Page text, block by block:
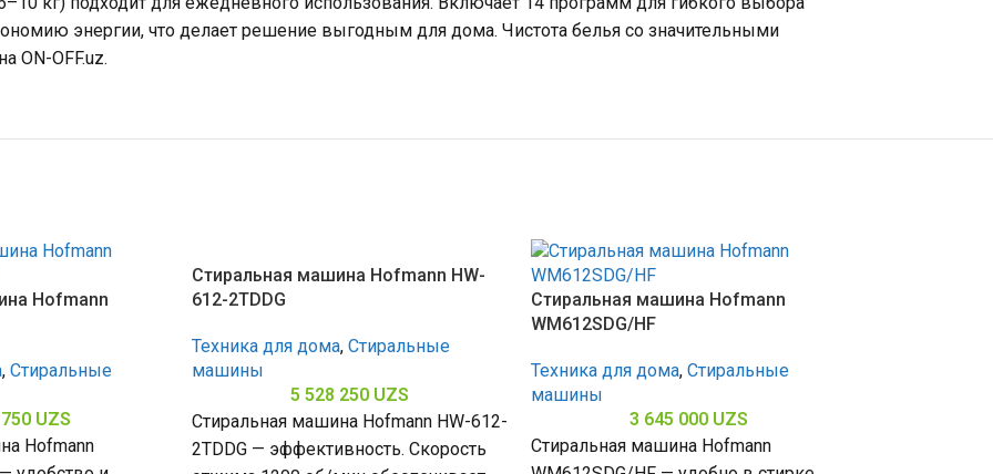
энергии, что делает решение выгодным для дома. Чистота белья со значительными
ON-OFF.uz.
Hofmann
, Стиральные
UZS
Hofmann
Стиральная машина Hofmann HW-
612-2TDDG
Техника для дома, Стиральные
машины
5 528 250 UZS
Стиральная машина Hofmann HW-612-
2TDDG — эффективность. Скорость
Стиральная машина Hofmann
WM612SDG/HF
Техника для дома, Стиральные
машины
3 645 000 UZS
Стиральная машина Hofmann